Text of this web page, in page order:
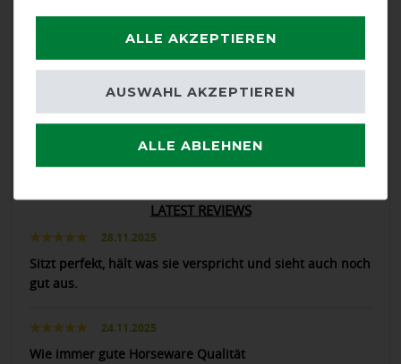
calculated from 2 customer reviews
Neutral
0%
0%
LATEST REVIEWS
28.11.2025
Sitzt perfekt, hält was sie verspricht und sieht auch noch
gut aus.
24.11.2025
Wie immer gute Horseware Qualität
ALLE AKZEPTIEREN
ALLE ABLEHNEN
AUSWAHL AKZEPTIEREN